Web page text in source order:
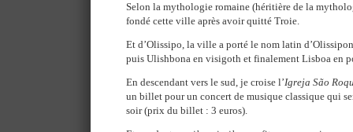
Selon la mythologie romaine (héritière de la
fondé cette ville après avoir quitté Troie.
Et d’Olissipo, la ville a porté le nom latin
puis Ulishbona en visigoth et finalement Lisboa en
En descendant vers le sud, je croise l’Igreja São
un billet pour un concert de musique classique qui
soir (prix du billet : 3 euros).